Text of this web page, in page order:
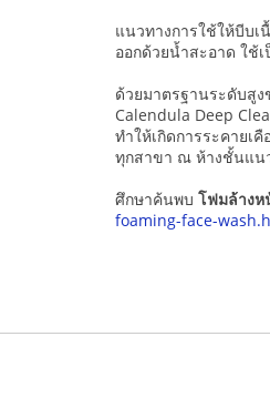
แนวทางการใช้ให้บีบเ
ออกด้วยน้ำสะอาด ใช้
ด้วยมาตรฐานระดับสูง
Calendula Deep
ทำให้เกิดการระคายเ
ทุกสาขา ณ ห้างชั้นแนว
ศึกษาค้นพบ โฟมล้างห
foaming-face-